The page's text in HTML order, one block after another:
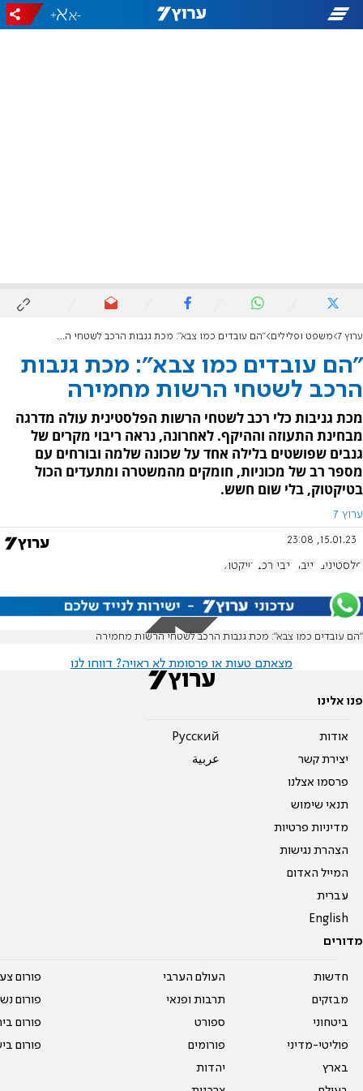
-
+
ערוץ 7 משפט ופלילים "הם עובדים כמו צבא": מכת גנבות הרכב לשטחי הרשות מחמירה
"הם עובדים כמו צבא": מכת גנבות
הרכב לשטחי הרשות מחמירה
מכת גניבות כלי רכב לשטחי הרשות הפלסטינית עולה מדרגה
מבחינת התעוזה וההיקף. לאחרונה, נראה ריבוי מקרים של
גנבים שפושטים בלילה אחד על שכונה שלמה ובורחים עם
מספר רב של מכוניות, חומקים מהמשטרה ומתעדים הכול
בטיקטוק, בלי שום חשש.
ערוץ 7
15.01.23, 23:08
פלסטינים גניבה גנבי רכב טיקטוק
"הם עובדים כמו צבא": מכת גנבות הרכב לשטחי הרשות מחמירה
מצאתם טעות או פרסומת לא ראויה? דווחו לנו
פנו אלינו
אודות
יצירת קשר
פרסמו אצלנו
תנאי שימוש
מדיניות פרטיות
הצהרת נגישות
המייל האדום
עברית
English
Pусский
عربية
מדורים
חדשות
מבזקים
ביטחוני
פוליטי-מדיני
בארץ
העולם הערבי
תרבות ופנאי
ספורט
פורומים
יהדות
פורום
פורום
פורום
פורום